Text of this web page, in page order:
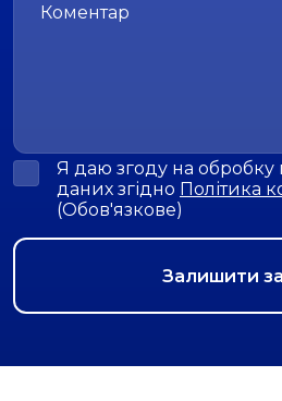
Я даю згоду на обробку
даних згідно Політика
(Обов'язкове)